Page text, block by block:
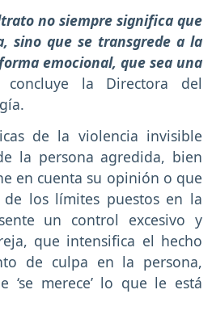
no siempre significa que
sino que se transgrede a la
emocional, que sea una
la Directora del
de la violencia invisible
la persona agredida, bien
en cuenta su opinión o que
los límites puestos en la
un control excesivo y
que intensifica el hecho
de culpa en la persona,
‘se merece’ lo que le está